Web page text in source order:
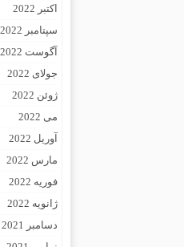
اکتبر 2022
سپتامبر 2022
آگوست 2022
جولای 2022
ژوئن 2022
می 2022
آوریل 2022
مارس 2022
فوریه 2022
ژانویه 2022
دسامبر 2021